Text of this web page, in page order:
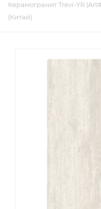
Керамогранит Trevi-YR
(Китай)